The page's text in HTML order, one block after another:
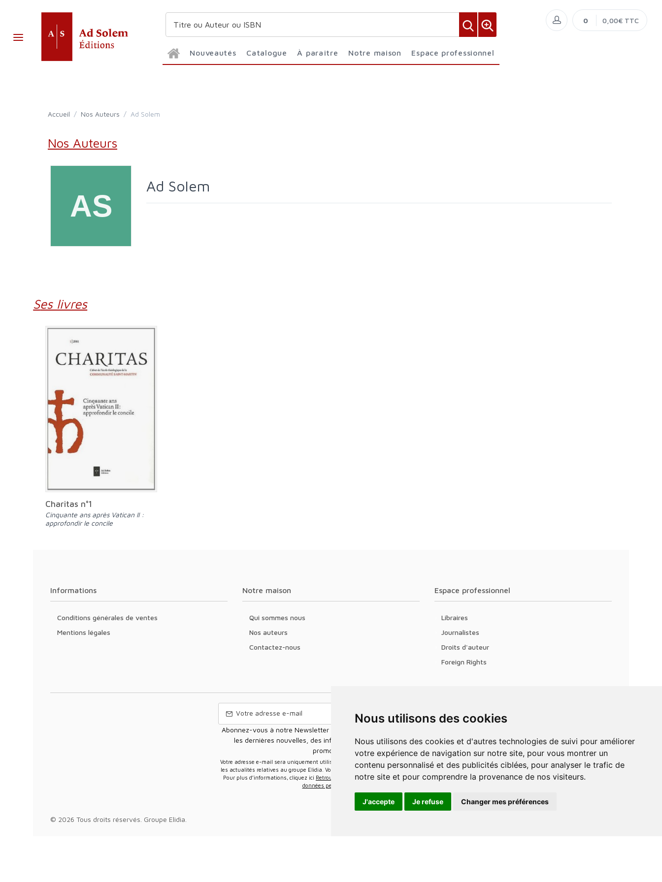
Nous utilisons des cookies
Nous utilisons des cookies et d'autres technologies de suivi pour améliorer
votre expérience de navigation sur notre site, pour vous montrer un
contenu personnalisé et des publicités ciblées, pour analyser le trafic de
notre site et pour comprendre la provenance de nos visiteurs.
J'accepte Je refuse Changer mes préférences
Nouveautés Catalogue À paraître Notre maison Espace professionnel
0 0,00€ TTC
Accueil / Nos Auteurs / Ad Solem
Nos Auteurs
Ad Solem
Ses livres
Charitas n°1
Cinquante ans après Vatican II :
approfondir le concile
Informations
Conditions générales de ventes
Mentions légales
Notre maison
Qui sommes nous
Nos auteurs
Contactez-nous
Espace professionnel
Libraires
Journalistes
Droits d'auteur
Foreign Rights
Abonnez-vous à notre Newsletter pour recevoir nos nouvelles offres,
les dernières nouvelles, des informations sur les ventes et les
promotions.
Votre adresse e-mail sera uniquement utilisée pour vous envoyer des informations sur
les actualités relatives au groupe Elidia. Vous pouvez vous désinscrire à tout moment.
Pour plus d’informations, cliquez ici Retrouvez ici notre politique de protection de vos
données personnelles
© 2026 Tous droits réservés. Groupe Elidia